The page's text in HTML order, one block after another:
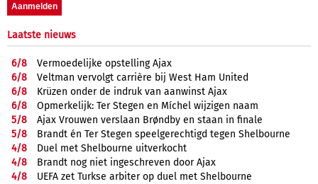
Laatste nieuws
6/8
Vermoedelijke opstelling Ajax
6/8
Veltman vervolgt carrière bij West Ham United
6/8
Krüzen onder de indruk van aanwinst Ajax
6/8
Opmerkelijk: Ter Stegen en Míchel wijzigen naam
5/8
Ajax Vrouwen verslaan Brøndby en staan in finale
5/8
Brandt én Ter Stegen speelgerechtigd tegen Shelbourne
4/8
Duel met Shelbourne uitverkocht
4/8
Brandt nog niet ingeschreven door Ajax
4/8
UEFA zet Turkse arbiter op duel met Shelbourne